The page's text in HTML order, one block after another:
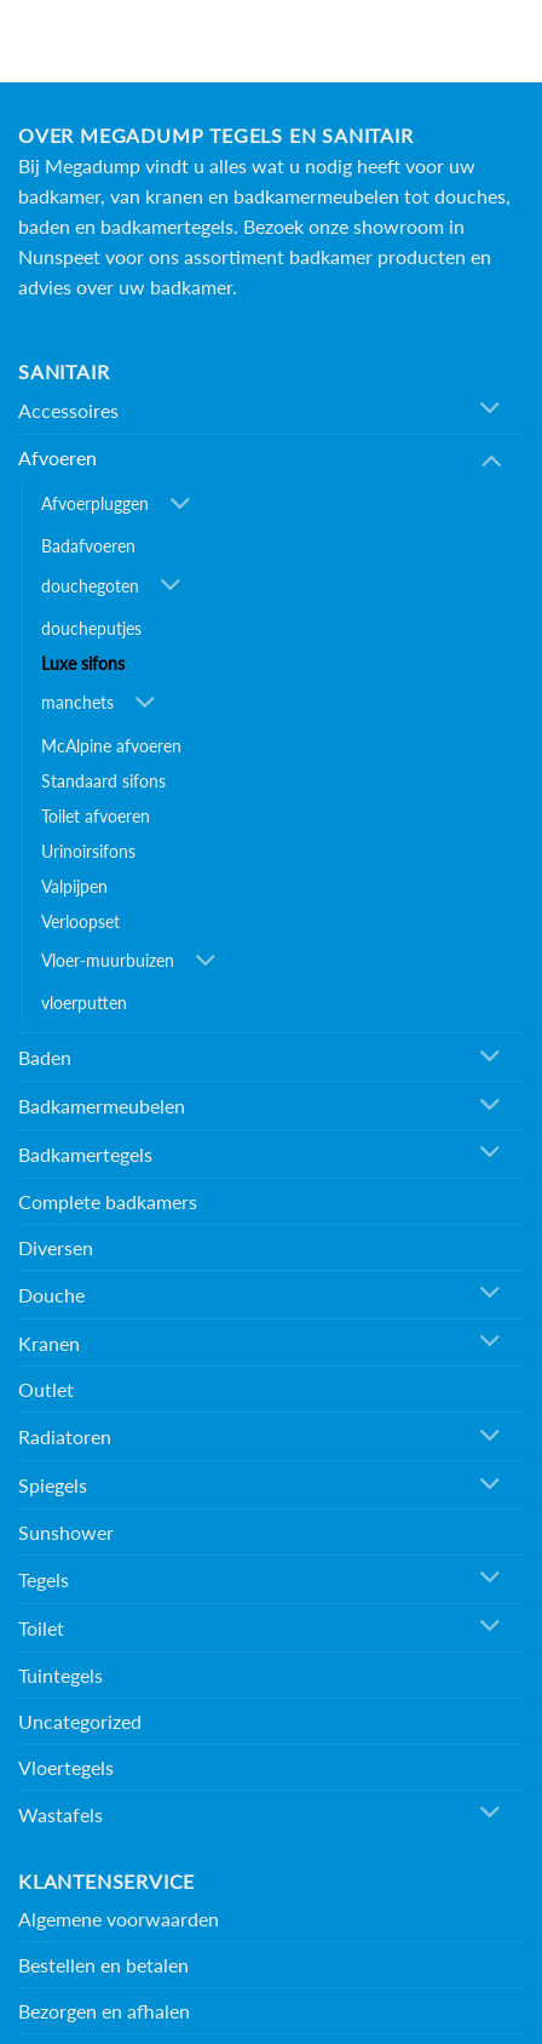
OVER MEGADUMP TEGELS EN SANITAIR
Bij Megadump vindt u alles wat u nodig heeft voor uw
badkamer, van kranen en badkamermeubelen tot douches,
baden en badkamertegels. Bezoek onze showroom in
Nunspeet voor ons assortiment badkamer producten en
advies over uw badkamer.
SANITAIR
Accessoires
Afvoeren
Afvoerpluggen
Badafvoeren
douchegoten
doucheputjes
Luxe sifons
manchets
McAlpine afvoeren
Standaard sifons
Toilet afvoeren
Urinoirsifons
Valpijpen
Verloopset
Vloer-muurbuizen
vloerputten
Baden
Badkamermeubelen
Badkamertegels
Complete badkamers
Diversen
Douche
Kranen
Outlet
Radiatoren
Spiegels
Sunshower
Tegels
Toilet
Tuintegels
Uncategorized
Vloertegels
Wastafels
KLANTENSERVICE
Algemene voorwaarden
Bestellen en betalen
Bezorgen en afhalen